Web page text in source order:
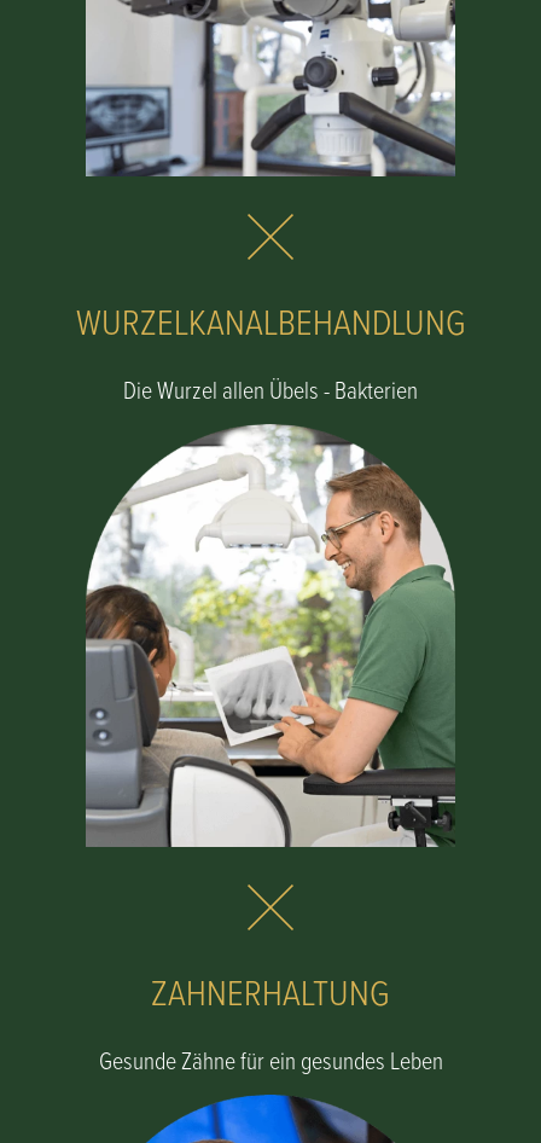
WURZELKANALBEHANDLUNG
Die Wurzel allen Übels - Bakterien
ZAHNERHALTUNG
Gesunde Zähne für ein gesundes Leben